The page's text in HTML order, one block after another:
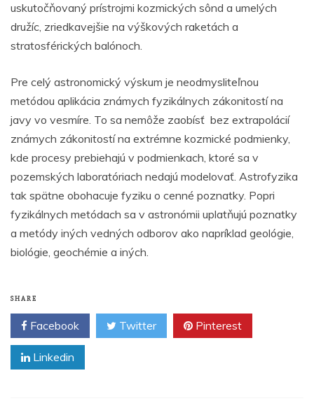
uskutočňovaný prístrojmi kozmických sônd a umelých
družíc, zriedkavejšie na výškových raketách a
stratosférických balónoch.
Pre celý astronomický výskum je neodmysliteľnou
metódou aplikácia známych fyzikálnych zákonitostí na
javy vo vesmíre. To sa nemôže zaobísť bez extrapolácií
známych zákonitostí na extrémne kozmické podmienky,
kde procesy prebiehajú v podmienkach, ktoré sa v
pozemských laboratóriach nedajú modelovať. Astrofyzika
tak spätne obohacuje fyziku o cenné poznatky. Popri
fyzikálnych metódach sa v astronómii uplatňujú poznatky
a metódy iných vedných odborov ako napríklad geológie,
biológie, geochémie a iných.
SHARE
Facebook Twitter Pinterest
Linkedin